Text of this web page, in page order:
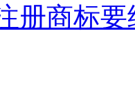
册商标